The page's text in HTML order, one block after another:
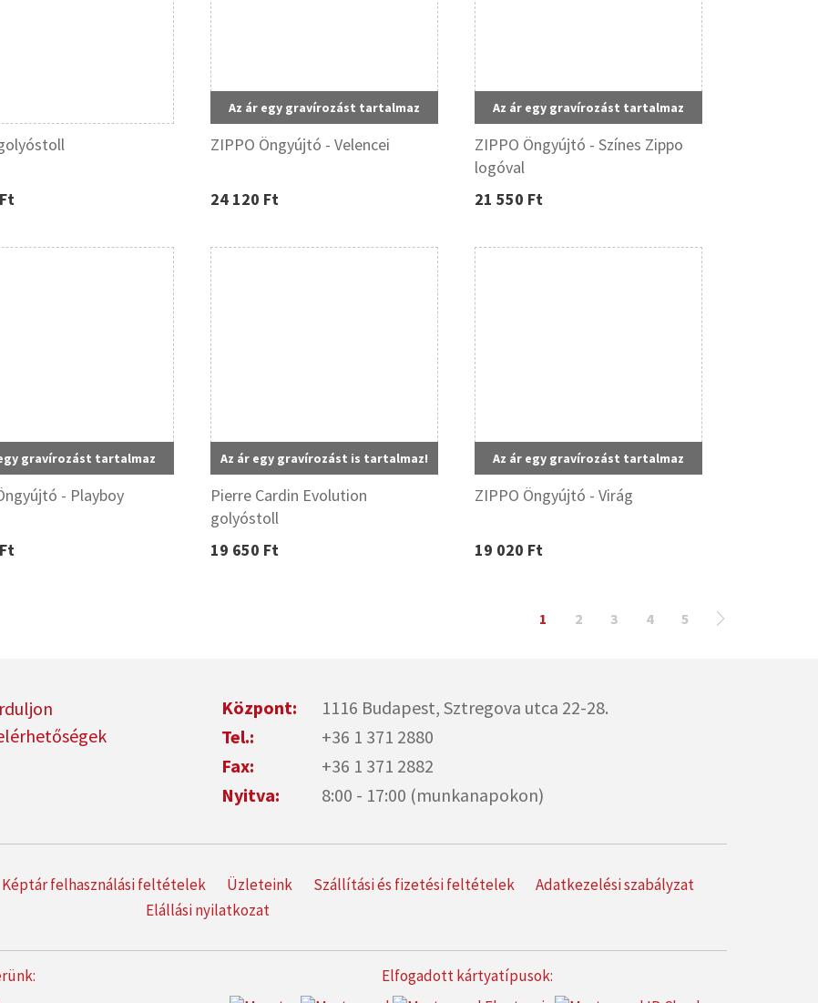
Az ár egy gravírozást tartalmaz
ZIPPO Öngyújtó - Velencei
24 120 Ft
Az ár egy gravírozást tartalmaz
ZIPPO Öngyújtó - Színes Zippo
logóval
21 550 Ft
gravírozást tartalmaz
- Playboy
Az ár egy gravírozást is tartalmaz!
Pierre Cardin Evolution
golyóstoll
19 650 Ft
Az ár egy gravírozást tartalmaz
ZIPPO Öngyújtó - Virág
19 020 Ft
1 2 3 4 5
Központ: 1116 Budapest, Sztregova utca 22-28.
Tel.:
+36 1 371 2880
Fax:
+36 1 371 2882
Nyitva:
8:00 - 17:00 (munkanapokon)
Képtár felhasználási feltételek Üzleteink Szállítási és fizetési feltételek
Adatkezelési szabályzat
Elállási nyilatkozat
Elfogadott kártyatípusok: